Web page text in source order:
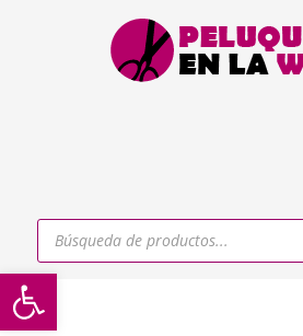
Abrir barra de herramientas
Búsqueda
productos